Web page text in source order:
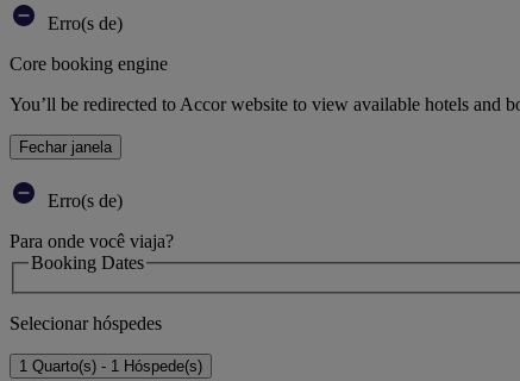
Erro(s de)
Core booking engine
You’ll be redirected to Accor website to view available hotels and
Fechar janela
Erro(s de)
Para onde você viaja?
Booking Dates
Selecionar hóspedes
1 Quarto(s) - 1 Hóspede(s)